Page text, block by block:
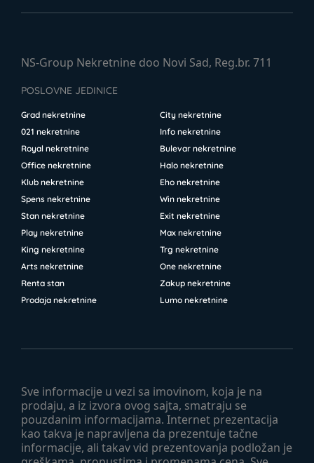
Sve informacije u vezi sa imovinom, koja je na
prodaju, a iz izvora ovog sajta, smatraju se
pouzdanim informacijama. Internet prezentacija
kao takva je napravljena da prezentuje tačne
informacije, ali takav vid prezentovanja podložan je
NS-Group Nekretnine doo Novi Sad, Reg.br. 711
POSLOVNE JEDINICE
Grad nekretnine
City nekretnine
021 nekretnine
Info nekretnine
Royal nekretnine
Bulevar nekretnine
Office nekretnine
Halo nekretnine
Klub nekretnine
Eho nekretnine
Spens nekretnine
Win nekretnine
Stan nekretnine
Exit nekretnine
Play nekretnine
Max nekretnine
King nekretnine
Trg nekretnine
Arts nekretnine
One nekretnine
Renta stan
Zakup nekretnine
Prodaja nekretnine
Lumo nekretnine